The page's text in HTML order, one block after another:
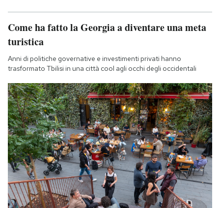
Come ha fatto la Georgia a diventare una meta
turistica
Anni di politiche governative e investimenti privati hanno
trasformato Tbilisi in una città cool agli occhi degli occidentali